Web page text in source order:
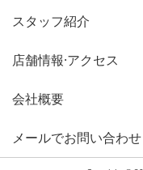
スタッフ紹介
店舗情報·アクセス
会社概要
メールでお問い合わせ